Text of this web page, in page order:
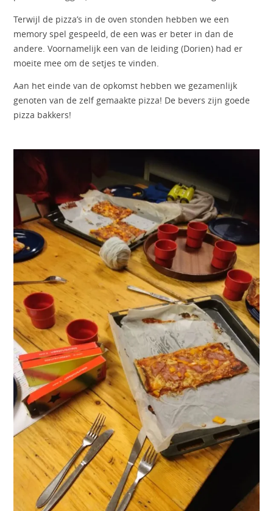
Terwijl de pizza’s in de oven stonden hebben we een
memory spel gespeeld, de een was er beter in dan de
andere. Voornamelijk een van de leiding (Dorien) had er
moeite mee om de setjes te vinden.
Aan het einde van de opkomst hebben we gezamenlijk
genoten van de zelf gemaakte pizza! De bevers zijn goede
pizza bakkers!